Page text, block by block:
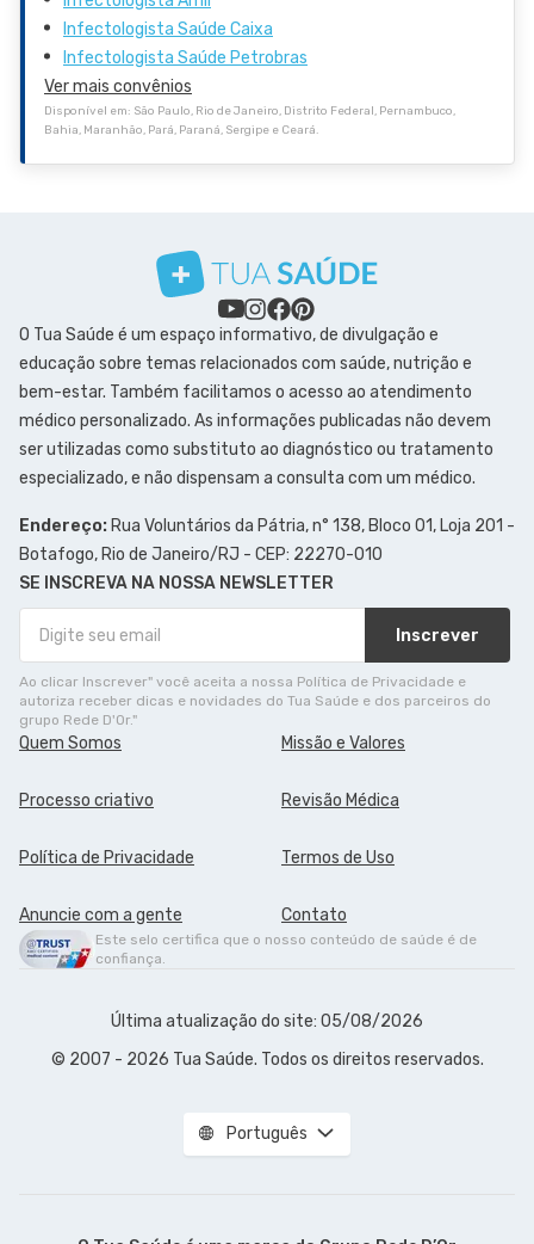
Infectologista Saúde Caixa
Infectologista Saúde Petrobras
Ver mais convênios
Disponível em: São Paulo, Rio de Janeiro, Distrito Federal, Pernambuco,
Bahia, Maranhão, Pará, Paraná, Sergipe e Ceará.
O Tua Saúde é um espaço informativo, de divulgação e
educação sobre temas relacionados com saúde, nutrição e
bem-estar. Também facilitamos o acesso ao atendimento
médico personalizado. As informações publicadas não devem
ser utilizadas como substituto ao diagnóstico ou tratamento
especializado, e não dispensam a consulta com um médico.
Endereço:Rua Voluntários da Pátria, n° 138, Bloco 01, Loja 201 -
Botafogo, Rio de Janeiro/RJ - CEP: 22270-010
SE INSCREVA NA NOSSA NEWSLETTER
Inscrever
Ao clicar Inscrever" você aceita a nossa Política de Privacidade e
autoriza receber dicas e novidades do Tua Saúde e dos parceiros do
grupo Rede D'Or."
Quem Somos Missão e Valores
Processo criativo Revisão Médica
Política de Privacidade Termos de Uso
Anuncie com a gente Contato
Este selo certifica que o nosso conteúdo de saúde é de
confiança.
Última atualização do site: 05/08/2026
© 2007 - 2026 Tua Saúde. Todos os direitos reservados.
Português